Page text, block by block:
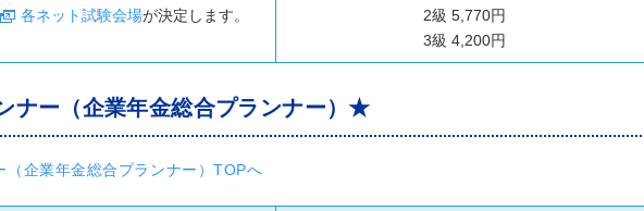
各ネット試験会場が決定します。
2級 5,770円
3級 4,200円
ナー（企業年金総合プランナー）★
（企業年金総合プランナー）TOPへ